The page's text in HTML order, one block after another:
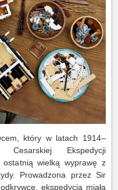
który w latach 1914–
Ekspedycji
ostatnią wielką wyprawę z
Prowadzona przez Sir
ekspedycja miała